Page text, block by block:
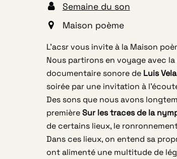
Semaine du son
Maison poème
L’acsr vous invite à la Maison
Nous partirons en voyage avec
documentaire sonore de Luis
soirée par une invitation à
Des sons que nous avons
premièreSur les traces de la
de certains lieux, le
Dans ces lieux, on entend sa
ont alimenté une multitude de